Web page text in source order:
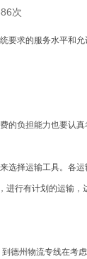
次
要求的服务水平和
负担能力也要认真
择运输工具。各
行有计划的运输
德州物流专线在考